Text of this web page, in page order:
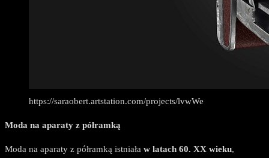
https://saraobert.artstation.com/projects/lvwWe
Moda na aparaty z półramką
Moda na aparaty z półramką istniała w latach 60. XX wieku,